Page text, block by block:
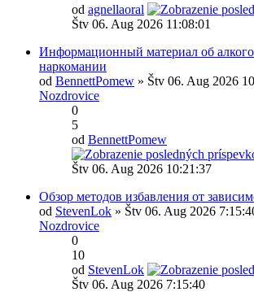
od agnellaoral
Štv 06. Aug 2026 11:08:01
Информационный материал об
наркомании
od BennettPomew » Štv 06. Aug 2026
Nozdrovice
0
5
od BennettPomew
Štv 06. Aug 2026 10:21:37
Обзор методов избавления от
od StevenLok » Štv 06. Aug 2026
Nozdrovice
0
10
od StevenLok
Štv 06. Aug 2026 7:15:40